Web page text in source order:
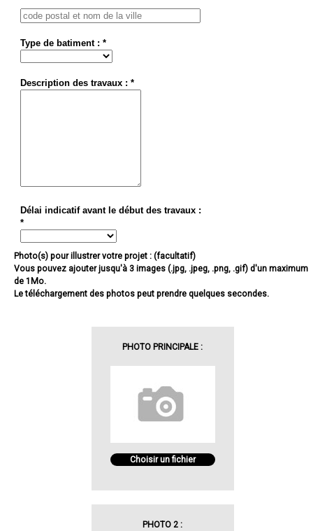
Type de batiment : *
Description des travaux : *
Délai indicatif avant le début des travaux :
*
Photo(s) pour illustrer votre projet : (facultatif)
Vous pouvez ajouter jusqu'à 3 images (.jpg, .jpeg, .png, .gif) d'un maximum
de 1Mo.
Le téléchargement des photos peut prendre quelques secondes.
PHOTO PRINCIPALE :
Choisir un fichier
PHOTO 2 :